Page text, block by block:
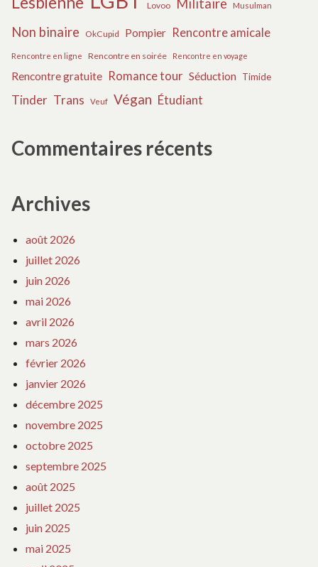
Lovoo Militaire Musulman
Non binaire OkCupid Pompier Rencontre amicale
Rencontre en ligne Rencontre en soirée Rencontre en voyage
Rencontre gratuite Romance tour Séduction Timide
Tinder Trans Veuf Végan Étudiant
Commentaires récents
Archives
août 2026
juillet 2026
juin 2026
mai 2026
avril 2026
mars 2026
février 2026
janvier 2026
décembre 2025
novembre 2025
octobre 2025
septembre 2025
août 2025
juillet 2025
juin 2025
mai 2025